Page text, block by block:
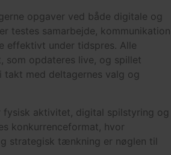
opgaver ved både digitale og
testes samarbejde, kommunikation
effektivt under tidspres. Alle
som opdateres live, og spillet
takt med deltagernes valg og
fysisk aktivitet, digital spilstyring og
konkurrenceformat, hvor
strategisk tænkning er nøglen til